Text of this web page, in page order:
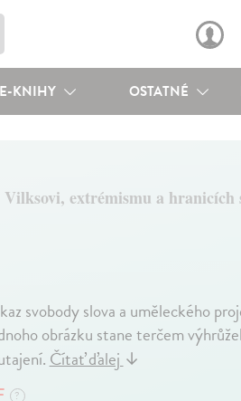
E-KNIHY OSTATNÉ
extrémismu a hranicích
svobody slova a uměleckého
obrázku stane terčem
Čítať ďalej↓
?